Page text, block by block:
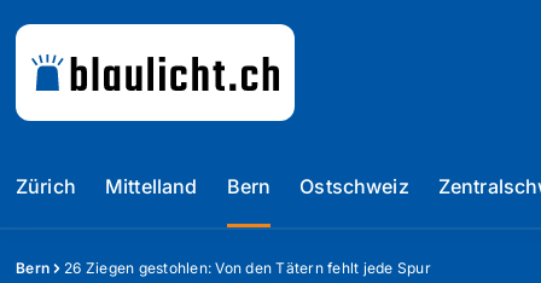
Zürich Mittelland Bern Ostschweiz
Bern 26 Ziegen gestohlen: Von den Tätern fehlt jede Spur